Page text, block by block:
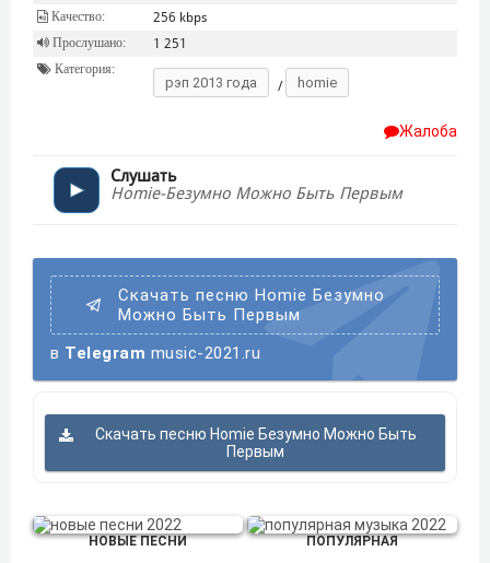
Качество: 256 kbps
Прослушано: 1 251
Категория:
рэп 2013 года / homie
Жалоба
Слушать
Homie-Безумно Можно Быть Первым
Скачать песню Homie Безумно
Можно Быть Первым
в Telegram music-2021.ru
Скачать песню Homie Безумно Можно Быть
Первым
НОВЫЕ ПЕСНИ ПОПУЛЯРНАЯ